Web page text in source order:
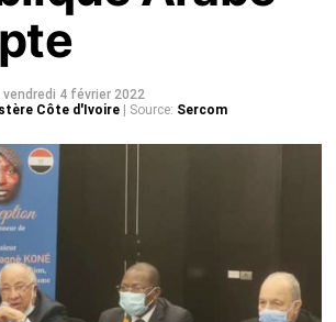
vendredi 4 février 2022
Côte d'Ivoire | Source: Sercom